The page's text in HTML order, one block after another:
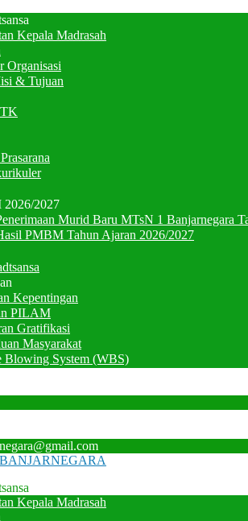
Kepala Madrasah
Organisasi
& Tujuan
2027
Murid Baru MTsN 1 Banjarnegara
PMBM Tahun Ajaran 2026/2027
Kepentingan
PILAM
Gratifikasi
Masyarakat
Blowing System (WBS)
Kepala Madrasah